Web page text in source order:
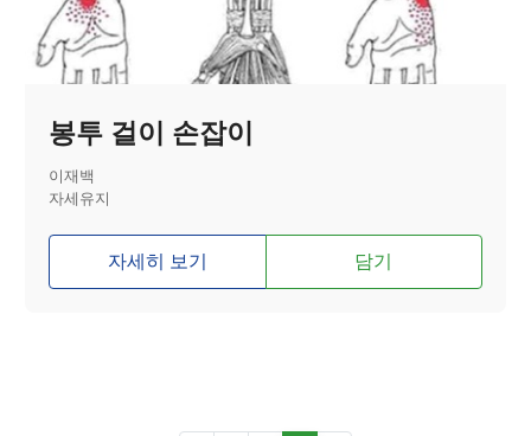
봉투 걸이 손잡이
이재백
자세유지
자세히 보기 담기